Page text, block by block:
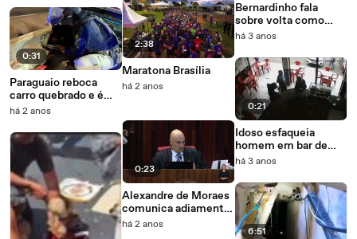
0:31
Paraguaio reboca
carro quebrado e é
preso com 98 kg de
há 2 anos
2:38
Maratona Brasília
há 2 anos
0:23
Alexandre de Moraes
comunica adiamento
de julgamento de
há 2 anos
Bernardinho fala
sobre volta como
técnico da seleção
há 3 anos
0:21
Idoso esfaqueia
homem em bar de
Taguatinga Norte e é
há 3 anos
6:51